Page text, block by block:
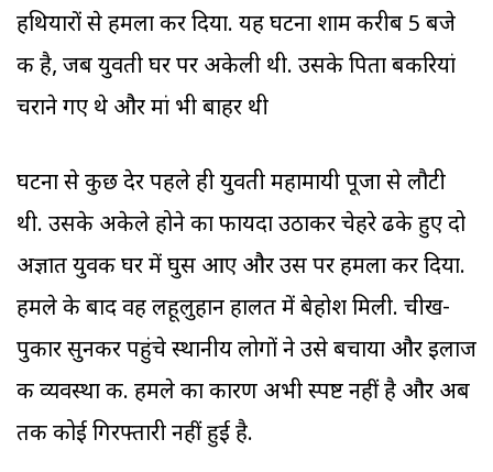
हथियारों से हमला कर दिया. यह घटना शाम करीब 5 बजे
की है, जब युवती घर पर अकेली थी. उसके पिता बकरियां
चराने गए थे और मां भी बाहर थी
घटना से कुछ देर पहले ही युवती महामायी पूजा से लौटी
थी. उसके अकेले होने का फायदा उठाकर चेहरे ढके हुए दो
अज्ञात युवक घर में घुस आए और उस पर हमला कर दिया.
हमले के बाद वह लहूलुहान हालत में बेहोश मिली. चीख-
पुकार सुनकर पहुंचे स्थानीय लोगों ने उसे बचाया और इलाज
की व्यवस्था की. हमले का कारण अभी स्पष्ट नहीं है और अब
तक कोई गिरफ्तारी नहीं हुई है.